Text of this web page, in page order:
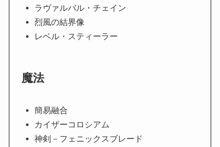
ラヴァルバル・チェイン
烈風の結界像
レベル・スティーラー
魔法
簡易融合
カイザーコロシアム
神剣－フェニックスブレード